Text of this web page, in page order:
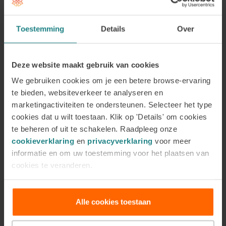
Toestemming Details Over
Deze website maakt gebruik van cookies
We gebruiken cookies om je een betere browse-ervaring
te bieden, websiteverkeer te analyseren en
marketingactiviteiten te ondersteunen. Selecteer het type
cookies dat u wilt toestaan. Klik op 'Details' om cookies
te beheren of uit te schakelen. Raadpleeg onze
cookieverklaring en privacyverklaring voor meer
informatie en om uw toestemming voor het plaatsen van
cookies te veranderen.
Alle cookies toestaan
integratiecoach en Tweede Spoor Coach
aan. In
eigen werk (Spoor 1) of ander passend werk
moeten vinden (Spoor 2). Hierbij begeleid je jouw
cliënt en stem je ook af met de verschillende
partijen die hierbij betrokken zijn, waaronder de
werkgever, de bedrijfsarts en/of het UWV.
signalen, begrijp de